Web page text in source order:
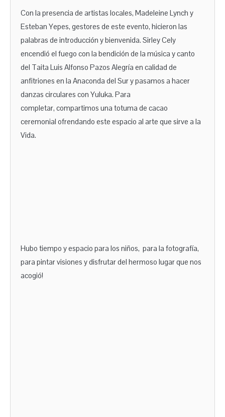
Con la presencia de artistas locales, Madeleine Lynch y
Esteban Yepes, gestores de este evento, hicieron las
palabras de introducción y bienvenida. Sirley Cely
encendió el fuego con la bendición de la música y canto
del Taita Luis Alfonso Pazos Alegría en calidad de
anfitriones en la Anaconda del Sur y pasamos a hacer
danzas circulares con Yuluka. Para
completar, compartimos una totuma de cacao
ceremonial ofrendando este espacio al arte que sirve a la
Vida.
Hubo tiempo y espacio para los niños, para la fotografía,
para pintar visiones y disfrutar del hermoso lugar que nos
acogió!